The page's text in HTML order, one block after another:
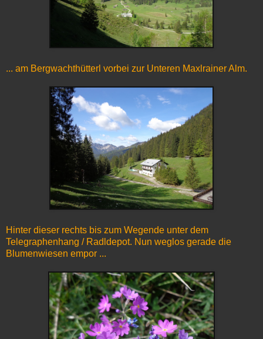
... am Bergwachthütterl vorbei zur Unteren Maxlrainer Alm.
Hinter dieser rechts bis zum Wegende unter dem
Telegraphenhang / Radldepot. Nun weglos gerade die
Blumenwiesen empor ...